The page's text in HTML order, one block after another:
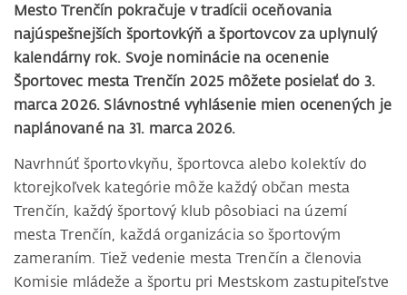
Mesto Trenčín pokračuje v tradícii oceňovania
najúspešnejších športovkýň a športovcov za uplynulý
kalendárny rok. Svoje nominácie na ocenenie
Športovec mesta Trenčín 2025 môžete posielať do 3.
marca 2026. Slávnostné vyhlásenie mien ocenených je
naplánované na 31. marca 2026.
Navrhnúť športovkyňu, športovca alebo kolektív do
ktorejkoľvek kategórie môže každý občan mesta
Trenčín, každý športový klub pôsobiaci na území
mesta Trenčín, každá organizácia so športovým
zameraním. Tiež vedenie mesta Trenčín a členovia
Komisie mládeže a športu pri Mestskom zastupiteľstve